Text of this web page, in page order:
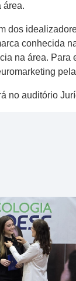
área.
dos
conhecida
na área.
pela
no auditório